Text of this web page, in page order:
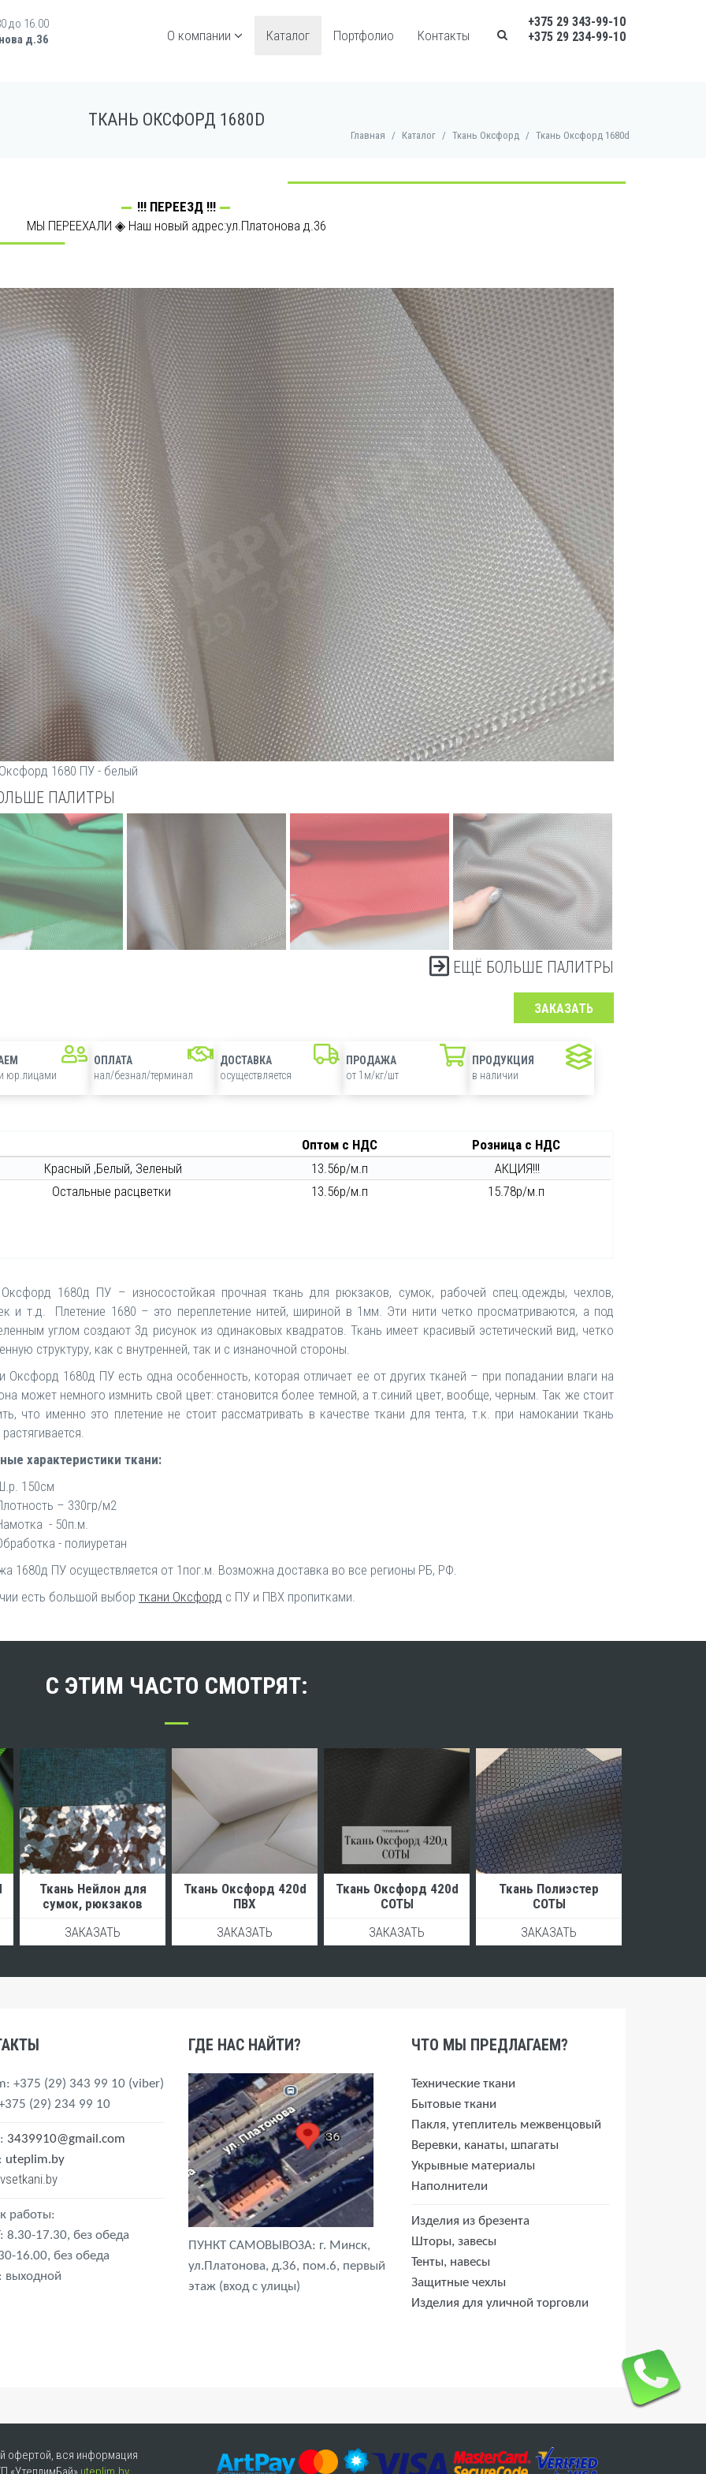
до 16.00
д.36
О компании Каталог Портфолио Контакты
+375 29 343-99-10
+375 29 234-99-10
ТКАНЬ ОКСФОРД 1680D
Главная / Каталог / Ткань Оксфорд / Ткань Оксфорд 1680d
!!! ПЕРЕЕЗД !!!
МЫ ПЕРЕЕХАЛИ ◈ Наш новый адрес:ул.Платонова д.36
1680 ПУ - белый
ПАЛИТРЫ
ЕЩЁ БОЛЬШЕ ПАЛИТРЫ
ЗАКАЗАТЬ
юр.лицами
ОПЛАТА
нал/безнал/терминал
ДОСТАВКА
осуществляется
ПРОДАЖА
от 1м/кг/шт
ПРОДУКЦИЯ
в наличии
Оптом с НДС
Розница с НДС
Красный ,Белый, Зеленый
13.56р/м.п
АКЦИЯ!!!
Остальные расцветки
13.56р/м.п 15.78р/м.п
1680д ПУ – износостойкая прочная ткань для рюкзаков, сумок, рабочей спец.одежды, чехлов,
и т.д. Плетение 1680 – это переплетение нитей, шириной в 1мм. Эти нити четко просматриваются, а под
углом создают 3д рисунок из одинаковых квадратов. Ткань имеет красивый эстетический вид, четко
структуру, как с внутренней, так и с изнаночной стороны.
Оксфорд 1680д ПУ есть одна особенность, которая отличает ее от других тканей – при попадании влаги на
может немного измнить свой цвет: становится более темной, а т.синий цвет, вообще, черным. Так же стоит
что именно это плетение не стоит рассматривать в качестве ткани для тента, т.к. при намокании ткань
характеристики ткани:
150см
– 330гр/м2
- 50п.м.
- полиуретан
1680д ПУ осуществляется от 1пог.м. Возможна доставка во все регионы РБ, РФ.
есть большой выбор ткани Оксфорд с ПУ и ПВХ пропитками.
С ЭТИМ ЧАСТО СМОТРЯТ:
Ткань Нейлон для
сумок, рюкзаков
ЗАКАЗАТЬ
Ткань Оксфорд 420d
ПВХ
ЗАКАЗАТЬ
Ткань Оксфорд 420d
СОТЫ
ЗАКАЗАТЬ
Ткань Полиэстер
СОТЫ
ЗАКАЗАТЬ
: +375 (29) 343 99 10 (viber)
(29) 234 99 10
3439910@gmail.com
uteplim.by
vsetkani.by
работы:
8.30-17.30, без обеда
16.00, без обеда
выходной
ГДЕ НАС НАЙТИ?
ПУНКТ САМОВЫВОЗА: г. Минск,
ул.Платонова, д.36, пом.6, первый
этаж (вход с улицы)
ЧТО МЫ ПРЕДЛАГАЕМ?
Технические ткани
Бытовые ткани
Пакля, утеплитель межвенцовый
Веревки, канаты, шпагаты
Укрывные материалы
Наполнители
Изделия из брезента
Шторы, завесы
Тенты, навесы
Защитные чехлы
Изделия для уличной торговли
офертой, вся информация